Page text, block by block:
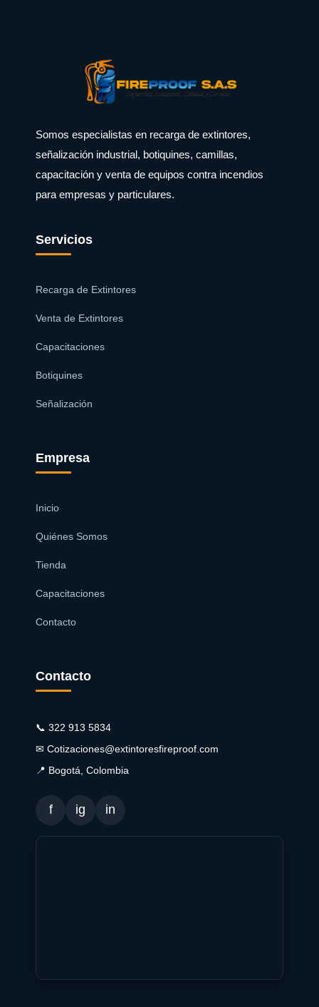
Somos especialistas en recarga de extintores,
señalización industrial, botiquines, camillas,
capacitación y venta de equipos contra incendios
para empresas y particulares.
Servicios
Recarga de Extintores
Venta de Extintores
Capacitaciones
Botiquines
Señalización
Empresa
Inicio
Quiénes Somos
Tienda
Capacitaciones
Contacto
Contacto
📞 322 913 5834
✉ Cotizaciones@extintoresfireproof.com
📍 Bogotá, Colombia
f ig in